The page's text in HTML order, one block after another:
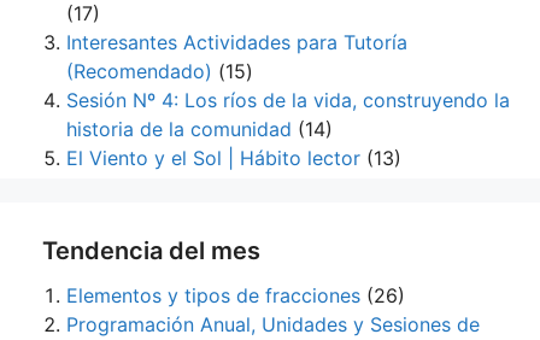
(17)
Interesantes Actividades para Tutoría
(Recomendado) (15)
Sesión Nº 4: Los ríos de la vida, construyendo la
historia de la comunidad (14)
El Viento y el Sol | Hábito lector (13)
Tendencia del mes
Elementos y tipos de fracciones (26)
Programación Anual, Unidades y Sesiones de